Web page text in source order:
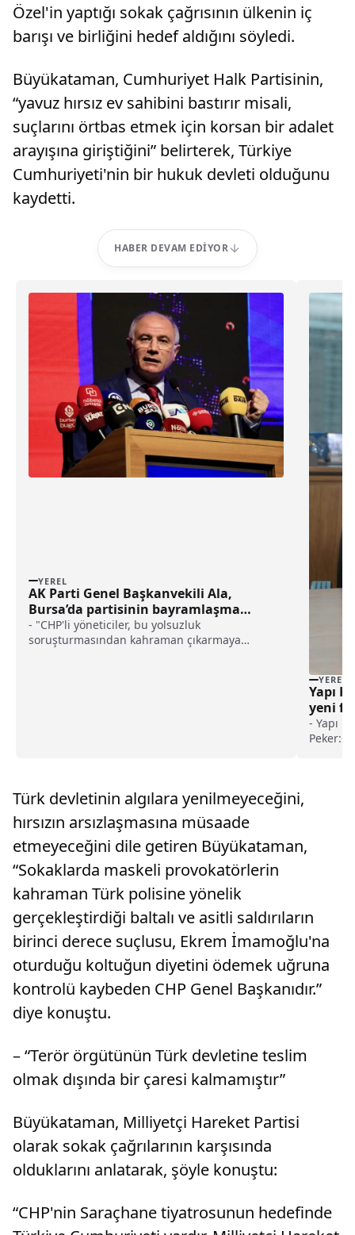
Özel'in yaptığı sokak çağrısının ülkenin iç
barışı ve birliğini hedef aldığını söyledi.
Büyükataman, Cumhuriyet Halk Partisinin,
“yavuz hırsız ev sahibini bastırır misali,
suçlarını örtbas etmek için korsan bir adalet
arayışına giriştiğini” belirterek, Türkiye
Cumhuriyeti'nin bir hukuk devleti olduğunu
kaydetti.
HABER DEVAM EDIYOR
YEREL
AK Parti Genel Başkanvekili Ala,
Bursa’da partisinin bayramlaşma
programında konuştu: haberi
- "CHP'li yöneticiler, bu yolsuzluk
soruşturmasından kahraman çıkarmaya
YEREL
Yapı
yeni
- Yapı
Peker:-
Türk devletinin algılara yenilmeyeceğini,
hırsızın arsızlaşmasına müsaade
etmeyeceğini dile getiren Büyükataman,
“Sokaklarda maskeli provokatörlerin
kahraman Türk polisine yönelik
gerçekleştirdiği baltalı ve asitli saldırıların
birinci derece suçlusu, Ekrem İmamoğlu'na
oturduğu koltuğun diyetini ödemek uğruna
kontrolü kaybeden CHP Genel Başkanıdır.”
diye konuştu.
– “Terör örgütünün Türk devletine teslim
olmak dışında bir çaresi kalmamıştır”
Büyükataman, Milliyetçi Hareket Partisi
olarak sokak çağrılarının karşısında
olduklarını anlatarak, şöyle konuştu:
“CHP'nin Saraçhane tiyatrosunun hedefinde